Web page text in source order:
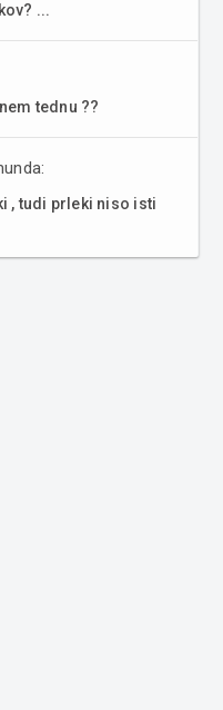
...
tednu ??
, tudi prleki niso isti